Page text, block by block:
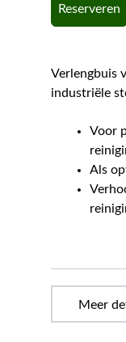
Reserveren
Verlengbuis
industriële
Voor
Als